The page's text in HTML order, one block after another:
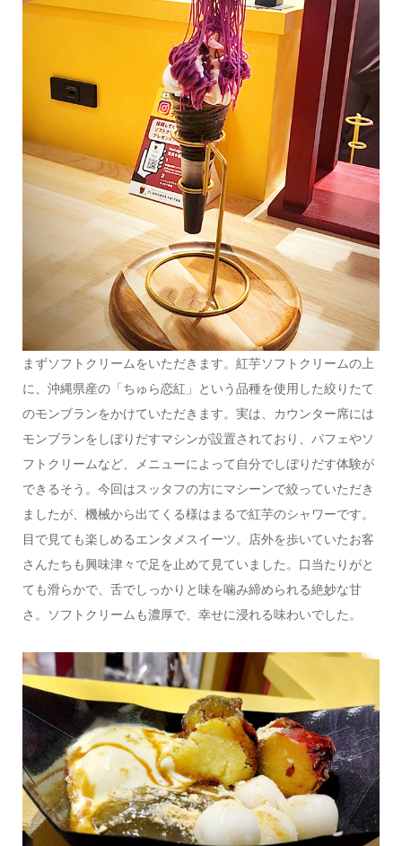
まずソフトクリームをいただきます。紅芋ソフトクリームの上
に、沖縄県産の「ちゅら恋紅」という品種を使用した絞りたて
のモンブランをかけていただきます。実は、カウンター席には
モンブランをしぼりだすマシンが設置されており、パフェやソ
フトクリームなど、メニューによって自分でしぼりだす体験が
できるそう。今回はスッタフの方にマシーンで絞っていただき
ましたが、機械から出てくる様はまるで紅芋のシャワーです。
目で見ても楽しめるエンタメスイーツ。店外を歩いていたお客
さんたちも興味津々で足を止めて見ていました。口当たりがと
ても滑らかで、舌でしっかりと味を噛み締められる絶妙な甘
さ。ソフトクリームも濃厚で、幸せに浸れる味わいでした。